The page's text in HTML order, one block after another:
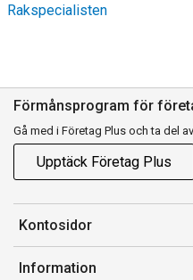
Rakspecialisten
Förmånsprogram för
Gå med i Företag Plus och ta del
Upptäck Företag Plus
Kontosidor
Mina sidor
Information